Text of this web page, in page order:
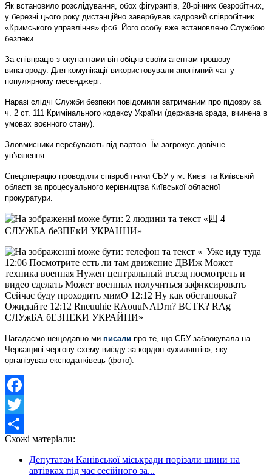
Як встановило розслідування, обох фігурантів, 28-річних безробітних,
у березні цього року дистанційно завербував кадровий співробітник
«Кримського управління» фсб. Його особу вже встановлено Службою
безпеки.
За співпрацю з окупантами він обіцяв своїм агентам грошову
винагороду. Для комунікації використовували анонімний чат у
популярному месенджері.
Наразі слідчі Служби безпеки повідомили затриманим про підозру за
ч. 2 ст. 111 Кримінального кодексу України (державна зрада, вчинена в
умовах воєнного стану).
Зловмисники перебувають під вартою. Їм загрожує довічне
ув’язнення.
Спецоперацію проводили співробітники СБУ у м. Києві та Київській
області за процесуального керівництва Київської обласної
прокуратури.
Нагадаємо нещодавно ми писали про те, що СБУ заблокувала на
Черкащині чергову схему виїзду за кордон «ухилянтів», яку
організував експодатківець (фото).
Facebook
Twitter
Share
Схожі матеріали:
Депутатам Канівської міськради порізали шини на
автівках під час сесійного за...